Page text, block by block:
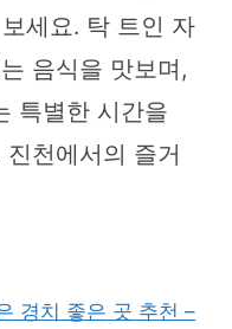
세요. 탁 트인 자
음식을 맛보며,
특별한 시간을
천에서의 즐거
경치 좋은 곳 추천 –